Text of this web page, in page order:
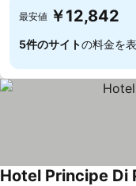
最安値 ￥12,842
5件のサイトの料金を
Hotel Principe Di